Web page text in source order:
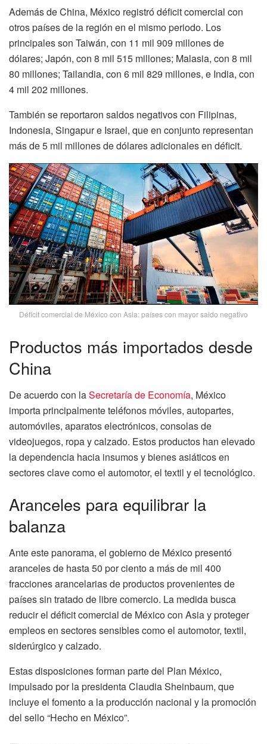
Además de China, México registró déficit comercial con
otros países de la región en el mismo periodo. Los
principales son Taiwán, con 11 mil 909 millones de
dólares; Japón, con 8 mil 515 millones; Malasia, con 8 mil
80 millones; Tailandia, con 6 mil 829 millones, e India, con
4 mil 202 millones.
También se reportaron saldos negativos con Filipinas,
Indonesia, Singapur e Israel, que en conjunto representan
más de 5 mil millones de dólares adicionales en déficit.
Déficit comercial de México con Asia: países con mayor saldo negativo
Productos más importados desde
China
De acuerdo con laSecretaría de Economía, México
importa principalmente teléfonos móviles, autopartes,
automóviles, aparatos electrónicos, consolas de
videojuegos, ropa y calzado. Estos productos han elevado
la dependencia hacia insumos y bienes asiáticos en
sectores clave como el automotor, el textil y el tecnológico.
Aranceles para equilibrar la
balanza
Ante este panorama, el gobierno de México presentó
aranceles de hasta 50 por ciento a más de mil 400
fracciones arancelarias de productos provenientes de
países sin tratado de libre comercio. La medida busca
reducir el déficit comercial de México con Asia y proteger
empleos en sectores sensibles como el automotor, textil,
siderúrgico y calzado.
Estas disposiciones forman parte del Plan México,
impulsado por la presidenta Claudia Sheinbaum, que
incluye el fomento a la producción nacional y la promoción
del sello “Hecho en México”.